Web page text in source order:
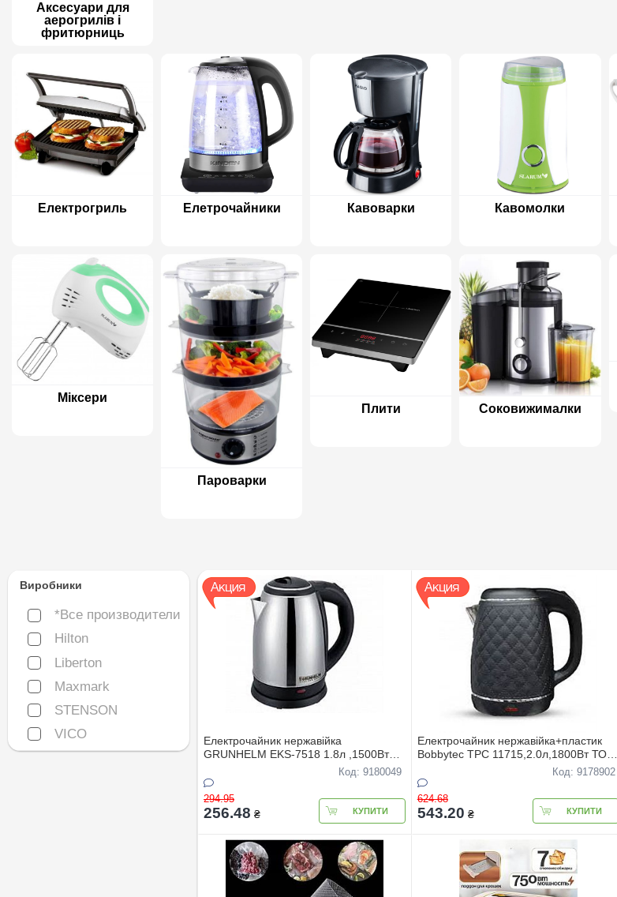
Аксесуари для
аерогрилів і
фритюрниць
Електрогриль Елетрочайники Кавоварки Кавомолки
Міксери
Пароварки
Плити Соковижималки
Виробники
*Все производители
*Все производители
Hilton
Hilton
Liberton
Liberton
Maxmark
Maxmark
STENSON
STENSON
VICO
VICO
Електрочайник нержавiйка
GRUNHELM EKS-7518 1.8л ,1500Вт
Код: 9180049
294.95
256.48 ₴ КУПИТИ
Електрочайник нержавiйка+пластик
Bobbytec TPC 11715,2.0л,1800Вт ТОР-
Код: 9178902
624.68
543.20 ₴ КУПИТИ